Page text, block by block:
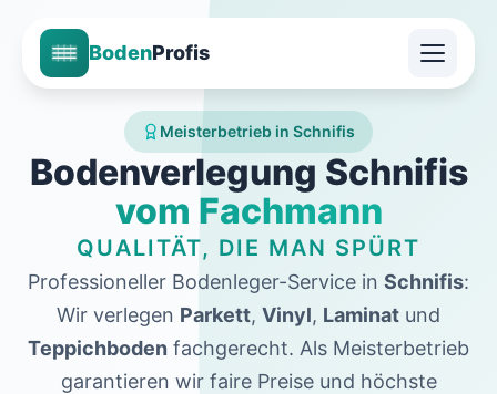
BodenProfis
Meisterbetrieb in Schnifis
Bodenverlegung Schnifis
vom Fachmann
QUALITÄT, DIE MAN SPÜRT
Professioneller Bodenleger-Service in Schnifis:
Wir verlegen Parkett, Vinyl, Laminat und
Teppichboden fachgerecht. Als Meisterbetrieb
garantieren wir faire Preise und höchste